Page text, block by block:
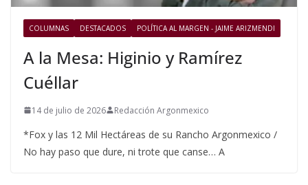
COLUMNAS DESTACADOS POLÍTICA AL MARGEN - JAIME ARIZMENDI
A la Mesa: Higinio y Ramírez
Cuéllar
14 de julio de 2026 Redacción Argonmexico
*Fox y las 12 Mil Hectáreas de su Rancho Argonmexico /
No hay paso que dure, ni trote que canse… A